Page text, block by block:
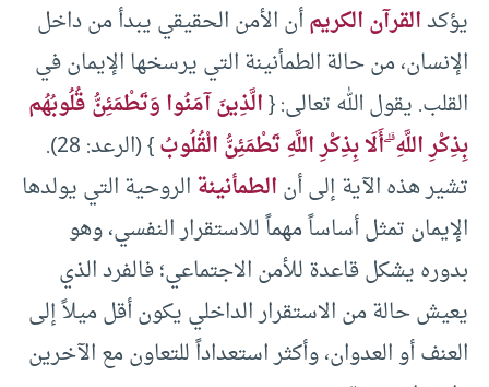
يؤكدالقرآن الكريمأن الأمن الحقيقي يبدأ من داخل
الإنسان، من حالة الطمأنينة التي يرسخها الإيمان في
القلب. يقول الله تعالى: {الَّذِينَ آمَنُوا وَتَطْمَئِنُّ قُلُوبُهُم
بِذِكْرِ اللَّهِ ۗ أَلَا بِذِكْرِ اللَّهِ تَطْمَئِنُّ الْقُلُوبُ
} (الرعد: 28).
تشير هذه الآية إلى أنالطمأنينةالروحية التي يولدها
الإيمان تمثل أساساً مهماً للاستقرار النفسي، وهو
بدوره يشكل قاعدة للأمن الاجتماعي؛ فالفرد الذي
يعيش حالة من الاستقرار الداخلي يكون أقل ميلاً إلى
العنف أو العدوان، وأكثر استعداداً للتعاون مع الآخرين